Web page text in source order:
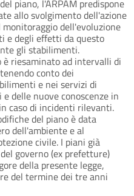
piano, l'ARPAM predispone
allo svolgimento dell'azione
dell'evoluzione
e degli effetti da questo
gli stabilimenti.
è riesaminato ad intervalli di
conto dei
e nei servizi di
delle nuove conoscenze in
caso di incidenti rilevanti.
del piano è data
dell'ambiente e al
civile. I piani già
governo (ex prefetture)
della presente legge,
del termine dei tre anni